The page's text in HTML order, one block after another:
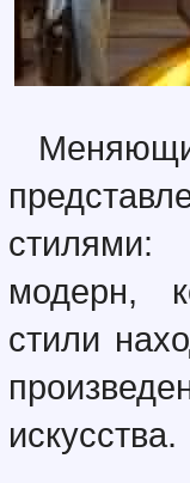
стилями:
модерн,
стили
искусства.